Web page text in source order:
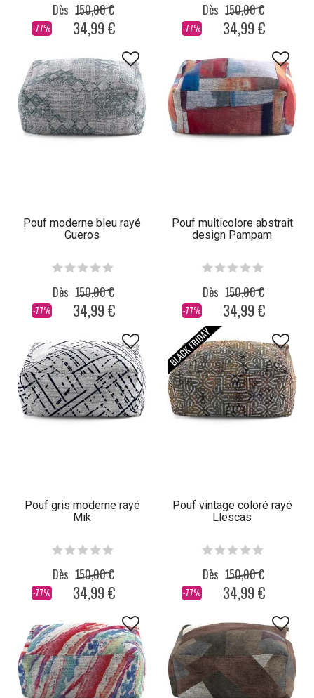
-77%
Dès 150,00 €
34,99 € -77%
Dès 150,00 €
34,99 €
Pouf moderne bleu rayé
Gueros
-77%
Dès 150,00 €
34,99 €
Pouf multicolore abstrait
design Pampam
-77%
Dès 150,00 €
34,99 €
Pouf gris moderne rayé
Mik
-77%
Dès 150,00 €
34,99 €
Pouf vintage coloré rayé
Llescas
-77%
Dès 150,00 €
34,99 €